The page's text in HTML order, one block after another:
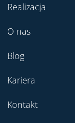
Realizacja
O nas
Blog
Kariera
Kontakt